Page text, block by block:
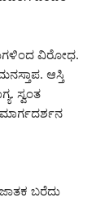
ವಿರೋಧ.
ಆಸ್ತಿ
ಸ್ವಂತ
ಬರೆದು